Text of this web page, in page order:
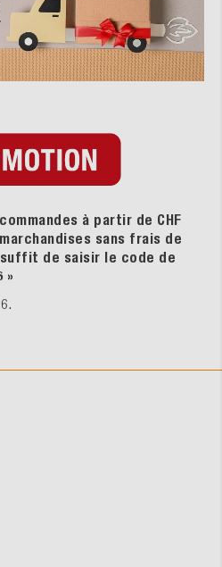
à partir de CHF
sans frais de
de saisir le code de
»